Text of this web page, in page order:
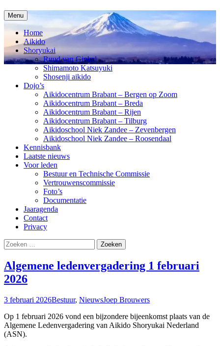
Menu
Home
Aikido
Shoryukai
Ruud van Ginkel
Shimamoto Katsuyuki
Shosenji aikido
Dojo’s
Aikidocentrum Brabant – Bergen op Zoom
Aikidocentrum Brabant – Breda
Aikidocentrum Brabant – Rijen
Aikidocentrum Brabant – Tilburg
Aikidoschool Niek Zandee – Zevenbergen
Aikidoschool Niek Zandee – Roosendaal
Kennisbank
Laatste nieuws
Voor leden
Bestuur en Technische Commissie
Vertrouwenscommissie
Foto’s
Documentatie
Jaaragenda
Contact
Privacy
Algemene ledenvergadering 1 februari
2026
3 februari 2026Bestuur, NieuwsJoep Brouwers
Op 1 februari 2026 vond een bijzondere bijeenkomst plaats van de
Algemene Ledenvergadering van Aikido Shoryukai Nederland
(ASN).